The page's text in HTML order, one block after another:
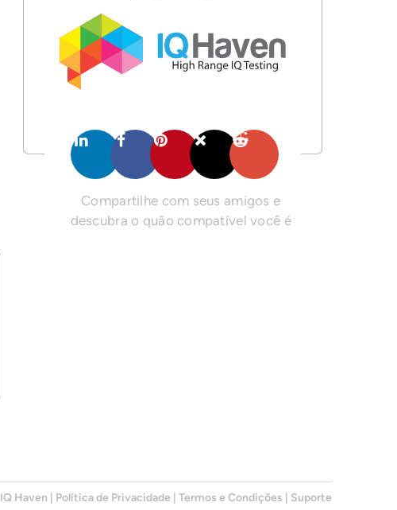
Compartilhe com seus amigos e
descubra o quão compatível você é
IQ Haven Política de Privacidade Termos e Condições Suporte